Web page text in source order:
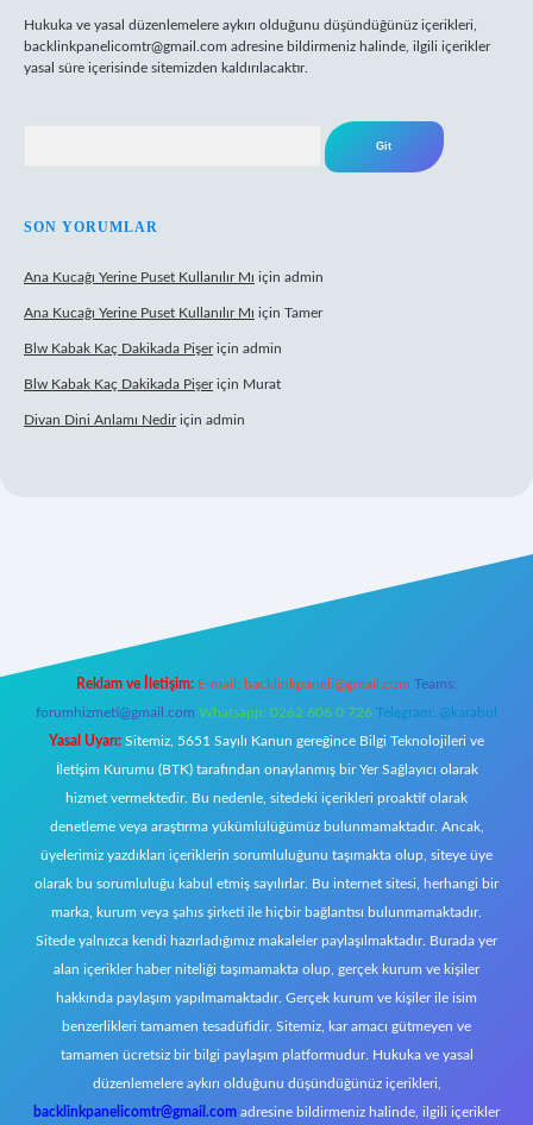
Hukuka ve yasal düzenlemelere aykırı olduğunu düşündüğünüz içerikleri,
backlinkpanelicomtr@gmail.com adresine bildirmeniz halinde, ilgili içerikler
yasal süre içerisinde sitemizden kaldırılacaktır.
SON YORUMLAR
Ana Kucağı Yerine Puset Kullanılır Mı için admin
Ana Kucağı Yerine Puset Kullanılır Mı için Tamer
Blw Kabak Kaç Dakikada Pişeriçin admin
Blw Kabak Kaç Dakikada Pişeriçin Murat
Divan Dini Anlamı Nediriçin admin
Reklam ve İletişim: E-mail: backlinkpaneli@gmail.com Teams:
forumhizmeti@gmail.com Whatsapp: 0262 606 0 726 Telegram: @karabul
Yasal Uyarı: Sitemiz, 5651 Sayılı Kanun gereğince Bilgi Teknolojileri ve
İletişim Kurumu (BTK) tarafından onaylanmış bir Yer Sağlayıcı olarak
hizmet vermektedir. Bu nedenle, sitedeki içerikleri proaktif olarak
denetleme veya araştırma yükümlülüğümüz bulunmamaktadır. Ancak,
üyelerimiz yazdıkları içeriklerin sorumluluğunu taşımakta olup, siteye üye
olarak bu sorumluluğu kabul etmiş sayılırlar. Bu internet sitesi, herhangi bir
marka, kurum veya şahıs şirketi ile hiçbir bağlantısı bulunmamaktadır.
Sitede yalnızca kendi hazırladığımız makaleler paylaşılmaktadır. Burada yer
alan içerikler haber niteliği taşımamakta olup, gerçek kurum ve kişiler
hakkında paylaşım yapılmamaktadır. Gerçek kurum ve kişiler ile isim
benzerlikleri tamamen tesadüfidir. Sitemiz, kar amacı gütmeyen ve
tamamen ücretsiz bir bilgi paylaşım platformudur. Hukuka ve yasal
düzenlemelere aykırı olduğunu düşündüğünüz içerikleri,
backlinkpanelicomtr@gmail.com adresine bildirmeniz halinde, ilgili içerikler